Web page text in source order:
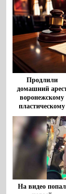
Продлили
домашний
воронежскому
пластическому
хирургу,
превышении
должностных
полномочий
На видео попал